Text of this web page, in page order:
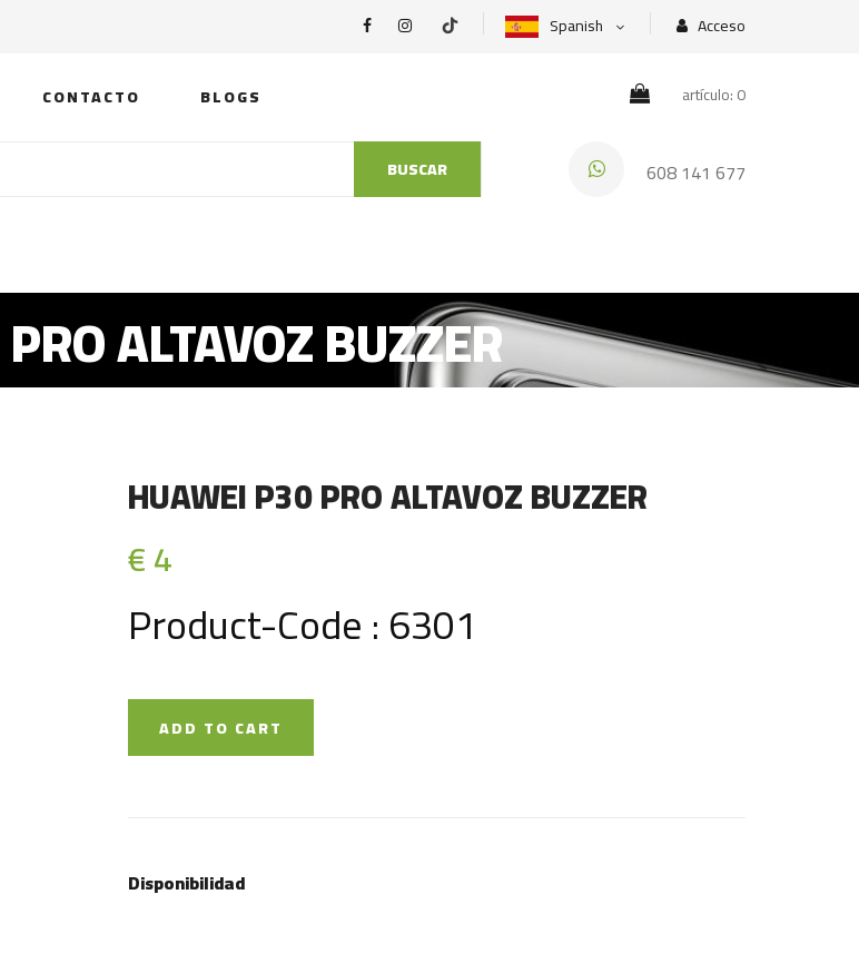
Spanish Acceso
CONTACTO BLOGS artículo: 0
BUSCAR 608 141 677
ALTAVOZ BUZZER
HUAWEI P30 PRO ALTAVOZ BUZZER
€ 4
Product-Code : 6301
ADD TO CART
Disponibilidad